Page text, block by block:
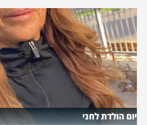
יום הולדת לחני